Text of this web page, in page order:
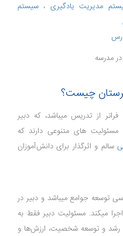
مدیریت یادگیری ، سیستم
چیست؟
از تدریس میباشد، که دبیر
های متنوعی دارند که
سالم و اثرگذار برای دانش‌آموزان
توسعه جوامع میباشد و دبیر در
میکند. مسئولیت دبیر فقط به
رشد و توسعه شخصیت، ارزش‌ها و